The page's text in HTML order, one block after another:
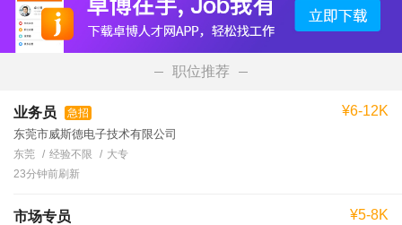
职位推荐
业务员 急招
东莞市威斯德电子技术有限公司
¥6-12K
东莞 经验不限
大专
23分钟前刷新
市场专员 ¥5-8K